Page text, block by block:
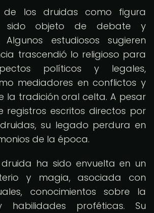
de los druidas como figura
sido objeto de debate y
Algunos estudiosos sugieren
trascendió lo religioso para
políticos y legales,
mediadores en conflictos y
la tradición oral celta. A pesar
escritos directos por
su legado perdura en
de la época.
ha sido envuelta en un
y magia, asociada con
conocimientos sobre la
habilidades proféticas. Su